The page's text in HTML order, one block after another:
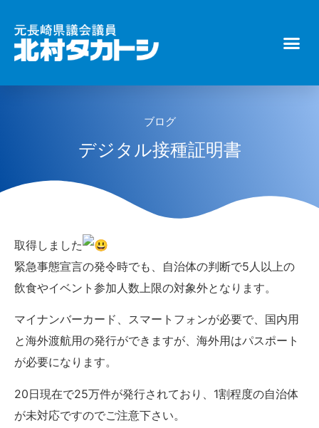
ブログ
デジタル接種証明書
取得しました
緊急事態宣言の発令時でも、自治体の判断で5人以上の
飲食やイベント参加人数上限の対象外となります。
マイナンバーカード、スマートフォンが必要で、国内用
と海外渡航用の発行ができますが、海外用はパスポート
が必要になります。
20日現在で25万件が発行されており、1割程度の自治体
が未対応ですのでご注意下さい。